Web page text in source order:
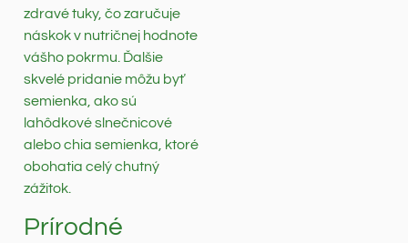
zdravé tuky, čo zaručuje
náskok v nutričnej hodnote
vášho pokrmu. Ďalšie
skvelé pridanie môžu byť
semienka, ako sú
lahôdkové slnečnicové
alebo chia semienka, ktoré
obohatia celý chutný
zážitok.
Prírodné